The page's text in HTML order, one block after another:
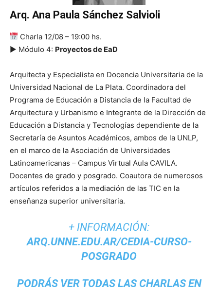
Arq. Ana Paula Sánchez Salvioli
Charla 12/08 – 19:00 hs.
▶ Módulo 4: Proyectos de EaD
Arquitecta y Especialista en Docencia Universitaria de la
Universidad Nacional de La Plata. Coordinadora del
Programa de Educación a Distancia de la Facultad de
Arquitectura y Urbanismo e Integrante de la Dirección de
Educación a Distancia y Tecnologías dependiente de la
Secretaría de Asuntos Académicos, ambos de la UNLP,
en el marco de la Asociación de Universidades
Latinoamericanas – Campus Virtual Aula CAVILA.
Docentes de grado y posgrado. Coautora de numerosos
artículos referidos a la mediación de las TIC en la
enseñanza superior universitaria.
+ INFORMACIÓN:
ARQ.UNNE.EDU.AR/CEDIA-CURSO-
POSGRADO
PODRÁS VER TODAS LAS CHARLAS EN